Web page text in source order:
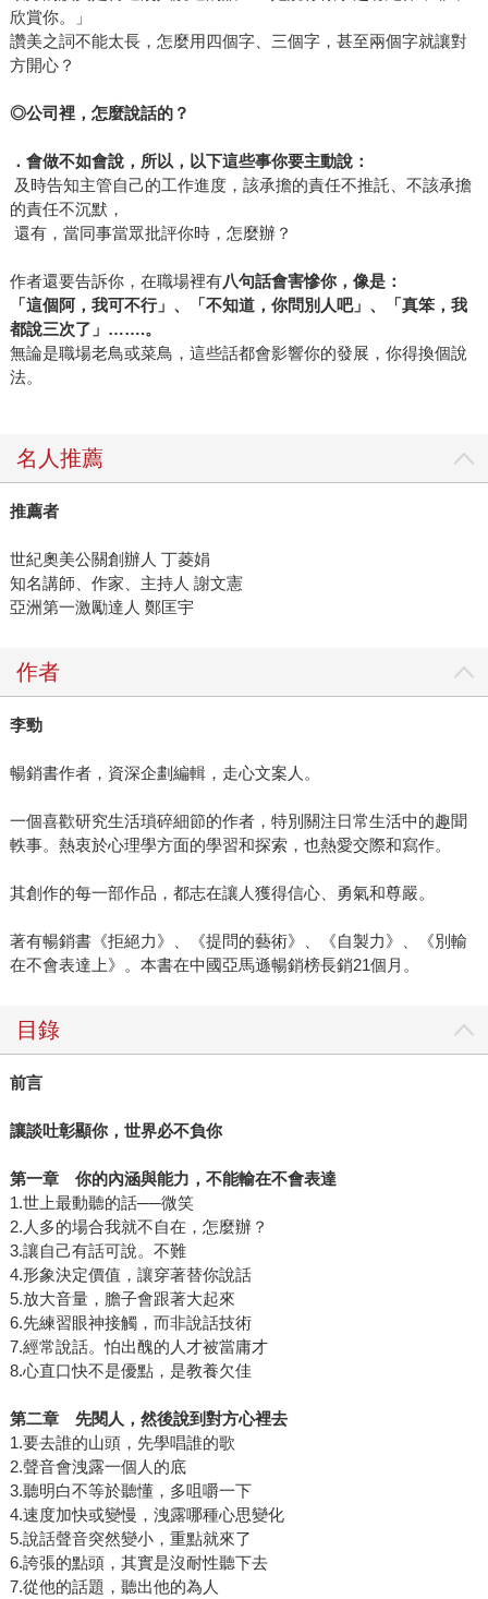
欣賞你。」
讚美之詞不能太長，怎麼用四個字、三個字，甚至兩個字就讓對
方開心？
◎公司裡，怎麼說話的？
．會做不如會說，所以，以下這些事你要主動說：
及時告知主管自己的工作進度，該承擔的責任不推託、不該承擔
的責任不沉默，
還有，當同事當眾批評你時，怎麼辦？
作者還要告訴你，在職場裡有八句話會害慘你，像是：
「這個阿，我可不行」、「不知道，你問別人吧」、「真笨，我
都說三次了」 …….。
無論是職場老鳥或菜鳥，這些話都會影響你的發展，你得換個說
法。
名人推薦
推薦者
世紀奧美公關創辦人 丁菱娟
知名講師、作家、主持人 謝文憲
亞洲第一激勵達人 鄭匡宇
作者
李勁
暢銷書作者，資深企劃編輯，走心文案人。
一個喜歡研究生活瑣碎細節的作者，特別關注日常生活中的趣聞
軼事。熱衷於心理學方面的學習和探索，也熱愛交際和寫作。
其創作的每一部作品，都志在讓人獲得信心、勇氣和尊嚴。
著有暢銷書《拒絕力》、《提問的藝術》、《自製力》、《別輸
在不會表達上》。本書在中國亞馬遜暢銷榜長銷21個月。
目錄
前言
讓談吐彰顯你，世界必不負你
第一章 你的內涵與能力，不能輸在不會表達
1.世上最動聽的話──微笑
2.人多的場合我就不自在，怎麼辦？
3.讓自己有話可說。不難
4.形象決定價值，讓穿著替你說話
5.放大音量，膽子會跟著大起來
6.先練習眼神接觸，而非說話技術
7.經常說話。怕出醜的人才被當庸才
8.心直口快不是優點，是教養欠佳
第二章 先閱人，然後說到對方心裡去
1.要去誰的山頭，先學唱誰的歌
2.聲音會洩露一個人的底
3.聽明白不等於聽懂，多咀嚼一下
4.速度加快或變慢，洩露哪種心思變化
5.說話聲音突然變小，重點就來了
6.誇張的點頭，其實是沒耐性聽下去
7.從他的話題，聽出他的為人